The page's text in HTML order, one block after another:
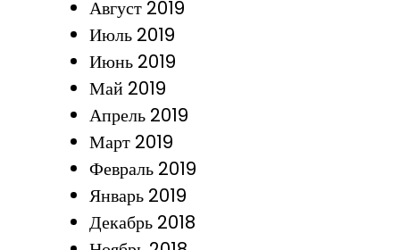
Август 2019
Июль 2019
Июнь 2019
Май 2019
Апрель 2019
Март 2019
Февраль 2019
Январь 2019
Декабрь 2018